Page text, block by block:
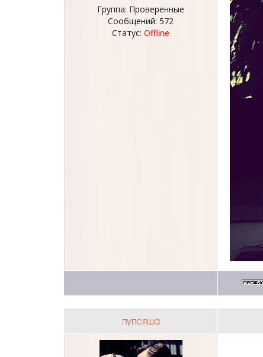
Группа: Проверенные
Сообщений: 572
Статус: Offline
пупсяша